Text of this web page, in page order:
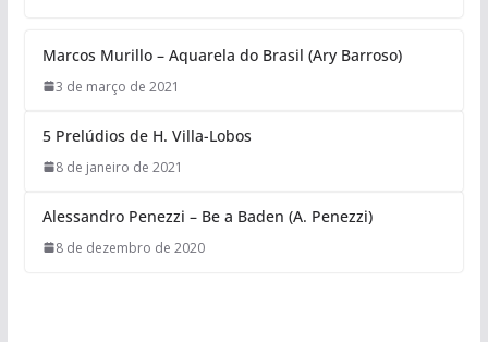
Marcos Murillo – Aquarela do Brasil (Ary Barroso)
3 de março de 2021
5 Prelúdios de H. Villa-Lobos
8 de janeiro de 2021
Alessandro Penezzi – Be a Baden (A. Penezzi)
8 de dezembro de 2020